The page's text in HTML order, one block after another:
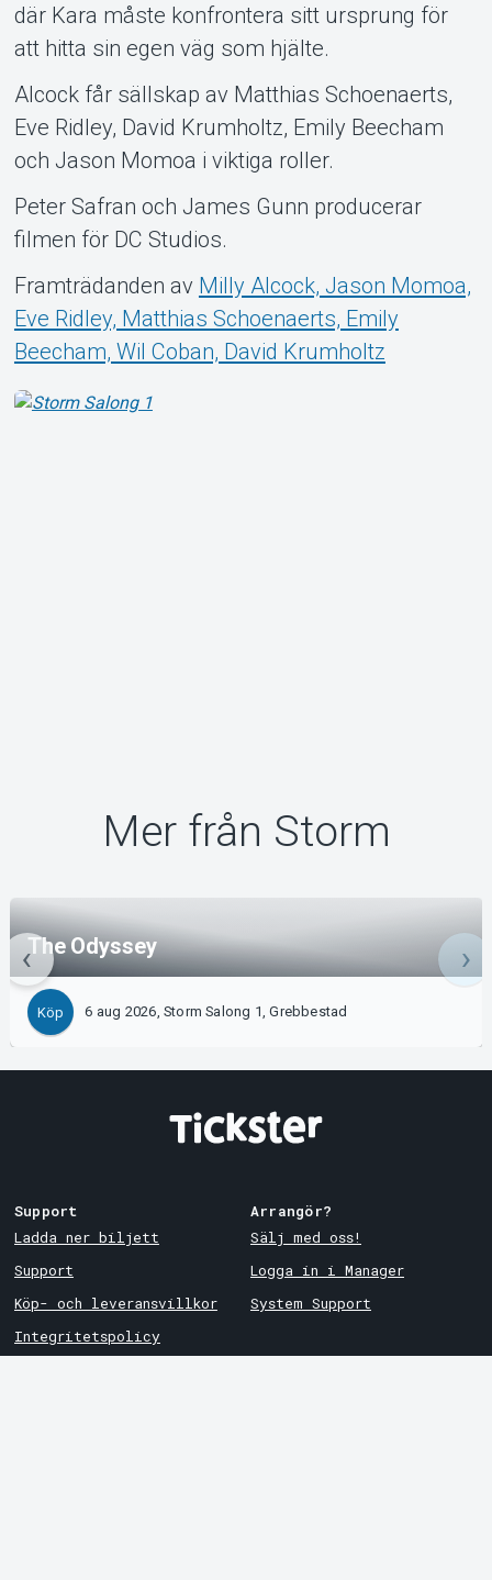
där Kara måste konfrontera sitt ursprung för
att hitta sin egen väg som hjälte.
Alcock får sällskap av Matthias Schoenaerts,
Eve Ridley, David Krumholtz, Emily Beecham
och Jason Momoa i viktiga roller.
Peter Safran och James Gunn producerar
filmen för DC Studios.
Framträdanden av Milly Alcock, Jason Momoa,
Eve Ridley, Matthias Schoenaerts, Emily
Beecham, Wil Coban, David Krumholtz
Mer från Storm
The Odyssey
Köp 6 aug 2026, Storm Salong 1, Grebbestad
Support
Ladda ner biljett
Support
Köp- och leveransvillkor
Integritetspolicy
Arrangör?
Sälj med oss!
Logga in i Manager
System Support